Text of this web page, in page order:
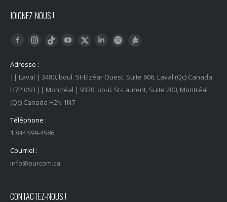
JOIGNEZ-NOUS !
Trouvez nous sur :
FacebookInstagram
Tiktok YouTubeTwitter LinkedInSpotify
Adresse :
|| Laval | 3480, boul. St-Elzéar Ouest, Suite 606, Laval (Qc) Canada
H7P 0N3 || Montréal | 9320, boul. St-Laurent, Suite 200, Montréal
(Qc) Canada H2N 1N7
Téléphone :
1 844 599-4586
Courriel :
info@purcom.ca
CONTACTEZ-NOUS !